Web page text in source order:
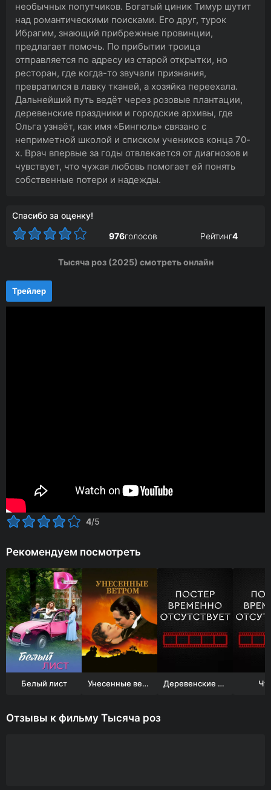
необычных попутчиков. Богатый циник Тимур шутит
над романтическими поисками. Его друг, турок
Ибрагим, знающий прибрежные провинции,
предлагает помочь. По прибытии троица
отправляется по адресу из старой открытки, но
ресторан, где когда-то звучали признания,
превратился в лавку тканей, а хозяйка переехала.
Дальнейший путь ведёт через розовые плантации,
деревенские праздники и городские архивы, где
Ольга узнаёт, как имя «Бингюль» связано с
неприметной школой и списком учеников конца 70-
х. Врач впервые за годы отвлекается от диагнозов и
чувствует, что чужая любовь помогает ей понять
собственные потери и надежды.
Спасибо за оценку!
976голосов Рейтинг4
Тысяча роз (2025) смотреть онлайн
Трейлер
4/5
Рекомендуем посмотреть
Белый лист Унесенные ветром Деревенские крокодилы
Отзывы к фильму Тысяча роз